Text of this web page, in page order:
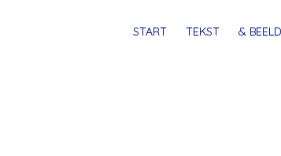
MENU
SPRINGSTART TEKST & BEELD